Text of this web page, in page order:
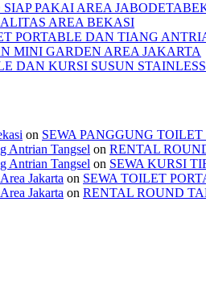
PAKAI AREA
AREA BEKASI
PORTABLE DAN TIANG
MINI GARDEN AREA JAKARTA
DAN KURSI SUSUN
on SEWA PANGGUNG
Antrian Tangsel on RENTAL
Antrian Tangsel on SEWA KURSI
Jakarta on SEWA TOILET
Jakarta on RENTAL ROUND